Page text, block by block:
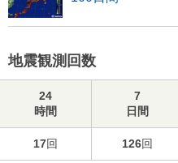
地震観測回数
24
時間
7
日間
17回 126回